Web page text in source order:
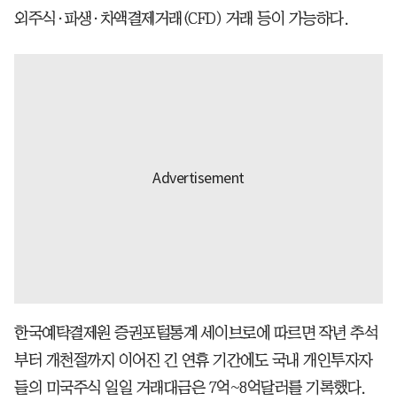
외주식·파생·차액결제거래(CFD) 거래 등이 가능하다.
한국예탁결제원 증권포털통계 세이브로에 따르면 작년 추석
부터 개천절까지 이어진 긴 연휴 기간에도 국내 개인투자자
들의 미국주식 일일 거래대금은 7억~8억달러를 기록했다.